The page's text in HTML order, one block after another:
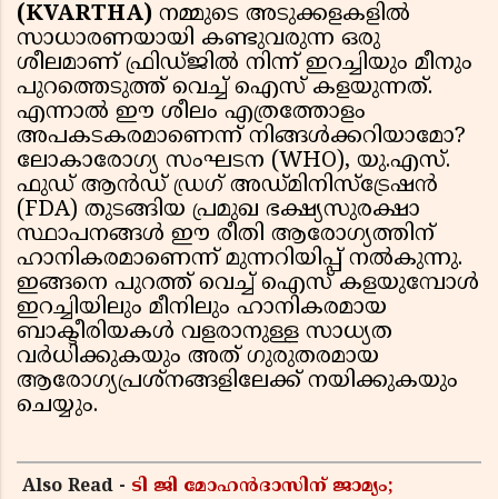
(KVARTHA) നമ്മുടെ അടുക്കളകളിൽ
സാധാരണയായി കണ്ടുവരുന്ന ഒരു
ശീലമാണ് ഫ്രിഡ്ജിൽ നിന്ന് ഇറച്ചിയും മീനും
പുറത്തെടുത്ത് വെച്ച് ഐസ് കളയുന്നത്.
എന്നാൽ ഈ ശീലം എത്രത്തോളം
അപകടകരമാണെന്ന് നിങ്ങൾക്കറിയാമോ?
ലോകാരോഗ്യ സംഘടന (WHO), യു.എസ്.
ഫുഡ് ആൻഡ് ഡ്രഗ് അഡ്മിനിസ്ട്രേഷൻ
(FDA) തുടങ്ങിയ പ്രമുഖ ഭക്ഷ്യസുരക്ഷാ
സ്ഥാപനങ്ങൾ ഈ രീതി ആരോഗ്യത്തിന്
ഹാനികരമാണെന്ന് മുന്നറിയിപ്പ് നൽകുന്നു.
ഇങ്ങനെ പുറത്ത് വെച്ച് ഐസ് കളയുമ്പോൾ
ഇറച്ചിയിലും മീനിലും ഹാനികരമായ
ബാക്ടീരിയകൾ വളരാനുള്ള സാധ്യത
വർധിക്കുകയും അത് ഗുരുതരമായ
ആരോഗ്യപ്രശ്നങ്ങളിലേക്ക് നയിക്കുകയും
ചെയ്യും.
Also Read - ടി ജി മോഹൻദാസിന് ജാമ്യം;